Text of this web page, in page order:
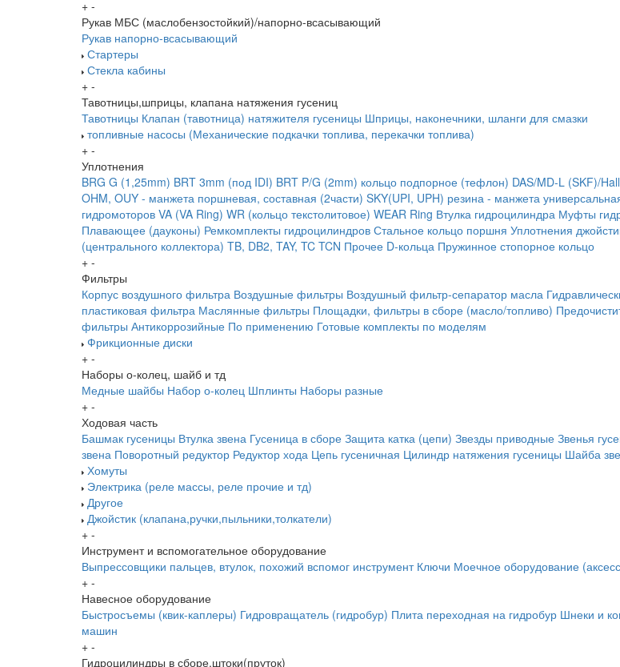
+ -
Рукав МБС (маслобензостойкий)/напорно-всасывающий
Рукав напорно-всасывающий
Стартеры
Стекла кабины
+ -
Тавотницы,шприцы, клапана натяжения гусениц
Тавотницы Клапан (тавотница) натяжителя гусеницы Шприцы, наконечники, шланги для смазки
топливные насосы (Механические подкачки топлива, перекачки топлива)
+ -
Уплотнения
BRG G (1,25mm) BRT 3mm (под IDI) BRT P/G (2mm) кольцо подпорное (тефлон) DAS/MD-L (SKF)/
OHM, OUY - манжета поршневая, составная (2части) SKY(UPI, UPH) резина - манжета
гидромоторов VA (VA Ring) WR (кольцо текстолитовое) WEAR Ring Втулка гидроцилиндра Муфты
Плавающее (дауконы) Ремкомплекты гидроцилиндров Стальное кольцо поршня Уплотнения
(центрального коллектора) TB, DB2, TAY, TC TCN Прочее D-кольца Пружинное стопорное кольцо
+ -
Фильтры
Корпус воздушного фильтра Воздушные фильтры Воздушный фильтр-сепаратор масла
пластиковая фильтра Маслянные фильтры Площадки, фильтры в сборе (масло/топливо)
фильтры Антикоррозийные По применению Готовые комплекты по моделям
Фрикционные диски
+ -
Наборы о-колец, шайб и тд
Медные шайбы Набор о-колец Шплинты Наборы разные
+ -
Ходовая часть
Башмак гусеницы Втулка звена Гусеница в сборе Защита катка (цепи) Звезды приводные Звенья
звена Поворотный редуктор Редуктор хода Цепь гусеничная Цилиндр натяжения гусеницы Шайба
Хомуты
Электрика (реле массы, реле прочие и тд)
Другое
Джойстик (клапана,ручки,пыльники,толкатели)
+ -
Инструмент и вспомогательное оборудование
Выпрессовщики пальцев, втулок, похожий вспомог инструмент Ключи Моечное оборудование
+ -
Навесное оборудование
Быстросъемы (квик-каплеры) Гидровращатель (гидробур) Плита переходная на гидробур Шнеки и
машин
+ -
Гидроцилиндры в сборе,штоки(пруток)